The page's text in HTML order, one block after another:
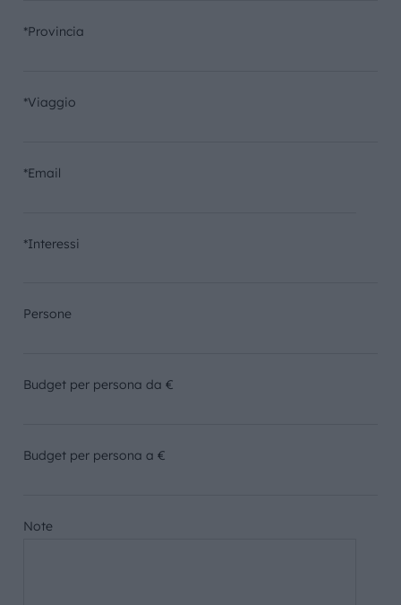
*Provincia
*Viaggio
*Email
*Interessi
Persone
Budget per persona da €
Budget per persona a €
Note